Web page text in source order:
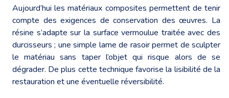
Aujourd’hui les matériaux composites permettent de tenir
compte des exigences de conservation des œuvres. La
résine s’adapte sur la surface vermoulue traitée avec des
durcisseurs ; une simple lame de rasoir permet de sculpter
le matériau sans taper l’objet qui risque alors de se
dégrader. De plus cette technique favorise la lisibilité de la
restauration et une éventuelle réversibilité.